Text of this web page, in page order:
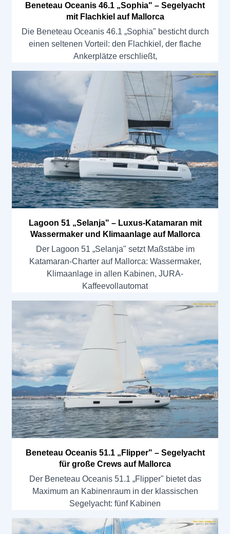
Beneteau Oceanis 46.1 „Sophia" – Segelyacht
mit Flachkiel auf Mallorca
Die Beneteau Oceanis 46.1 „Sophia" besticht durch
einen seltenen Vorteil: den Flachkiel, der flache
Ankerplätze erschließt,
Lagoon 51 „Selanja" – Luxus-Katamaran mit
Wassermaker und Klimaanlage auf Mallorca
Der Lagoon 51 „Selanja" setzt Maßstäbe im
Katamaran-Charter auf Mallorca: Wassermaker,
Klimaanlage in allen Kabinen, JURA-
Kaffeevollautomat
Beneteau Oceanis 51.1 „Flipper" – Segelyacht
für große Crews auf Mallorca
Der Beneteau Oceanis 51.1 „Flipper" bietet das
Maximum an Kabinenraum in der klassischen
Segelyacht: fünf Kabinen